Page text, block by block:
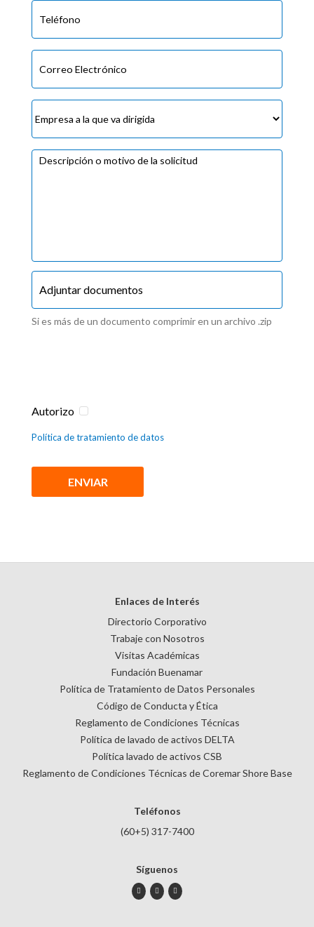
Si es más de un documento comprimir en un archivo .zip
Autorizo
Política de tratamiento de datos
Enlaces de Interés
Directorio Corporativo
Trabaje con Nosotros
Visitas Académicas
Fundación Buenamar
Política de Tratamiento de Datos Personales
Código de Conducta y Ética
Reglamento de Condiciones Técnicas
Política de lavado de activos DELTA
Política lavado de activos CSB
Reglamento de Condiciones Técnicas de Coremar Shore Base
Teléfonos
(60+5) 317-7400
Síguenos
instagramtwitter